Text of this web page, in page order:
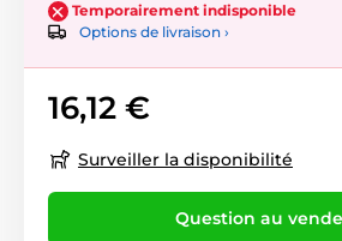
Temporairement indisponible
Options de livraison ›
16,12 €
Surveiller la disponibilité
Question au